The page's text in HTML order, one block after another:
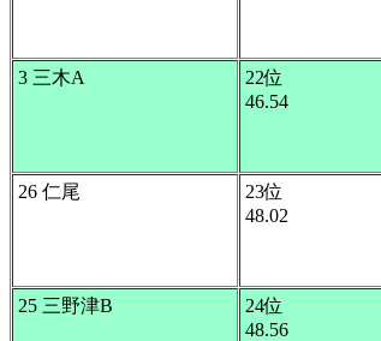
3 三木A
22位
46.54
26 仁尾
23位
48.02
25 三野津B
24位
48.56